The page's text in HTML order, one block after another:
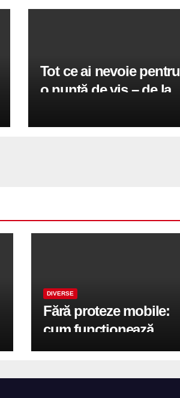
Tot ce ai nevoie pentru
o nuntă de vis – de la
video perfecte
DIVERSE
Fără proteze mobile:
cum funcționează
reabilitarea completă